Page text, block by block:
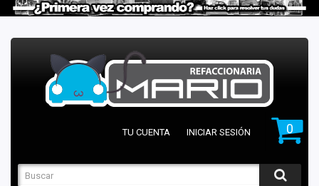
0
TU CUENTA INICIAR SESIÓN